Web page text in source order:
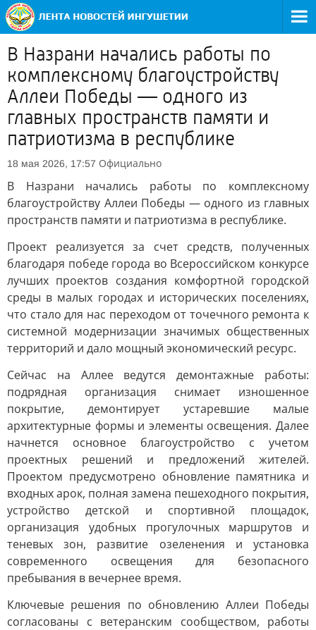
В Назрани начались работы по
комплексному благоустройству
Аллеи Победы — одного из
главных пространств памяти и
патриотизма в республике
18 мая 2026, 17:57 Официально
В Назрани начались работы по комплексному
благоустройству Аллеи Победы — одного из главных
пространств памяти и патриотизма в республике.
Проект реализуется за счет средств, полученных
благодаря победе города во Всероссийском конкурсе
лучших проектов создания комфортной городской
среды в малых городах и исторических поселениях,
что стало для нас переходом от точечного ремонта к
системной модернизации значимых общественных
территорий и дало мощный экономический ресурс.
Сейчас на Аллее ведутся демонтажные работы:
подрядная организация снимает изношенное
покрытие, демонтирует устаревшие малые
архитектурные формы и элементы освещения. Далее
начнется основное благоустройство с учетом
проектных решений и предложений жителей.
Проектом предусмотрено обновление памятника и
входных арок, полная замена пешеходного покрытия,
устройство детской и спортивной площадок,
организация удобных прогулочных маршрутов и
теневых зон, развитие озеленения и установка
современного освещения для безопасного
пребывания в вечернее время.
Ключевые решения по обновлению Аллеи Победы
согласованы с ветеранским сообществом, работы